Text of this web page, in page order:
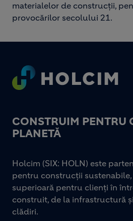
materialelor de construcții,
provocărilor secolului 21.
Footer
CONSTRUIM PENTRU
PLANETĂ
Holcim (SIX: HOLN) este
pentru construcții
superioară pentru clienți în
construit, de la infrastructură
clădiri.